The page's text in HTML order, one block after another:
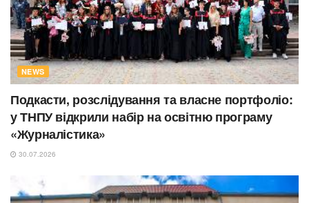
NEWS
Подкасти, розслідування та власне портфоліо:
у ТНПУ відкрили набір на освітню програму
«Журналістика»
30.07.2026